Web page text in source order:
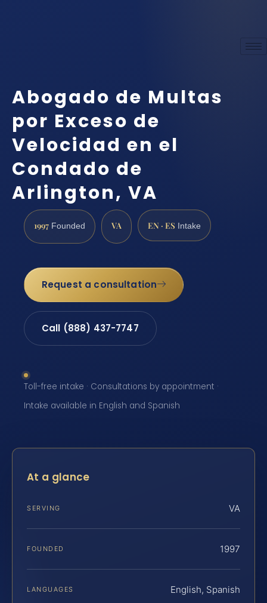
Abogado de Multas
por Exceso de
Velocidad en el
Condado de
Arlington, VA
1997 Founded VA EN · ES Intake
Request a consultation
Call (888) 437-7747
Toll-free intake · Consultations by appointment ·
Intake available in English and Spanish
At a glance
SERVING VA
FOUNDED 1997
LANGUAGES English, Spanish